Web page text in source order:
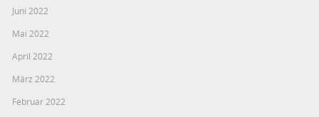
Juni 2022
Mai 2022
April 2022
März 2022
Februar 2022